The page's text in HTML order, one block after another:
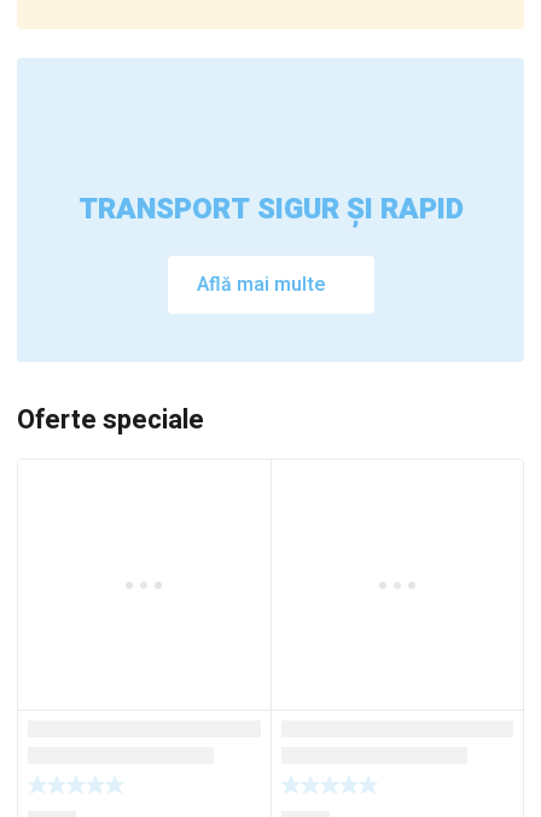
TRANSPORT SIGUR ȘI RAPID
Află mai multe
Oferte speciale